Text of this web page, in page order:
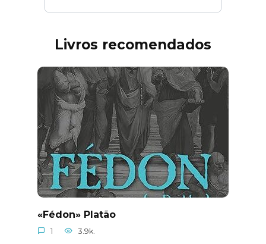
Livros recomendados
«Fédon» Platão
1 3.9k.